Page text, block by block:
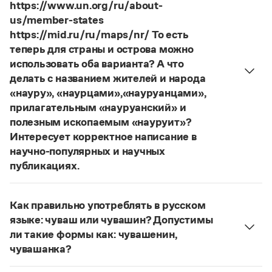
Словари русского языка как государственного
Справочники
Правила русской орфографии и пунктуации
Русский язык. Краткий теоретический курс
для школьников
Письмовник
Справочник по пунктуации
Словарь-справочник трудностей
Справочник по фразеологии
Азбучные истины
Словарь-справочник непростые слова
Журнал
Новости и события
Управление в русском языке
Словарь русских имён
Словарь методических терминов
Правила русской орфографии и пунктуации
(1956)
https://www.un.org/ru/about-
us/member-states
https://mid.ru/ru/maps/nr/ То есть
теперь для страны и острова можно
использовать оба варианта? А что
делать с названием жителей и народа
«науру», «наурцами»,«науруанцами»,
прилагательным «науруанский» и
полезным ископаемым «науруит»?
Интересует корректное написание в
научно-популярных и научных
публикациях.
Изменение касается только официального
образованные от топонимаНауру, никуда из
русского языка не делись и по-прежнему могут
быть использованы в любых текстах. Здесь
можно осторожно вспомнить (хотя мы и вступаем
на скользкую дорожку, уводящую в бездну
Как правильно употреблять в русском
языке: чуваш или чувашин? Допустимы
ли такие формы как: чувашенин,
чувашанка?
Правильно:чуваши, в единственном числе —